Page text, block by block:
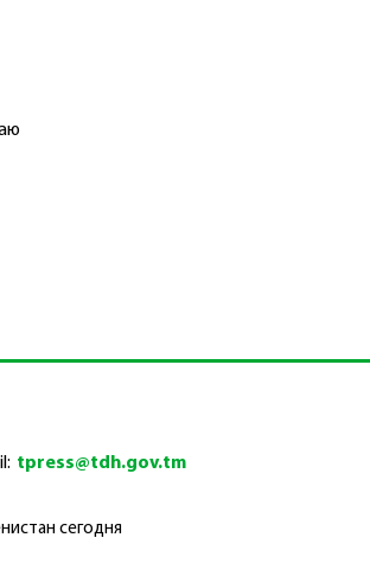
tpress@tdh.gov.tm
сегодня